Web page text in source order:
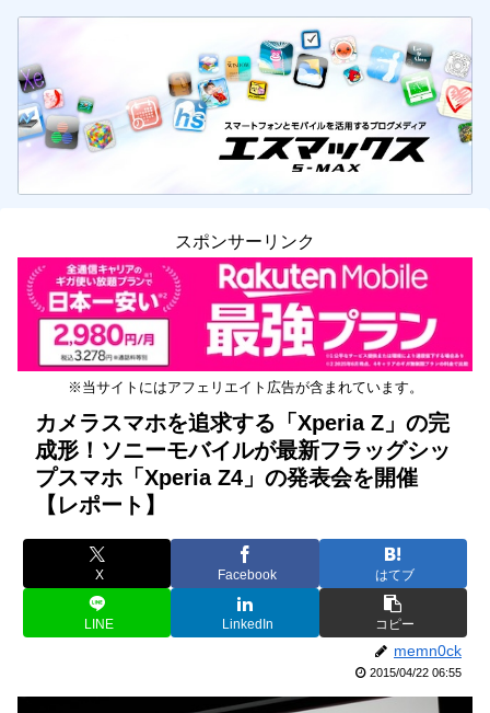
スポンサーリンク
※当サイトにはアフェリエイト広告が含まれています。
カメラスマホを追求する「Xperia Z」の完
成形！ソニーモバイルが最新フラッグシッ
プスマホ「Xperia Z4」の発表会を開催
【レポート】
X Facebook はてブ
LINE LinkedIn コピー
memn0ck
2015/04/22 06:55